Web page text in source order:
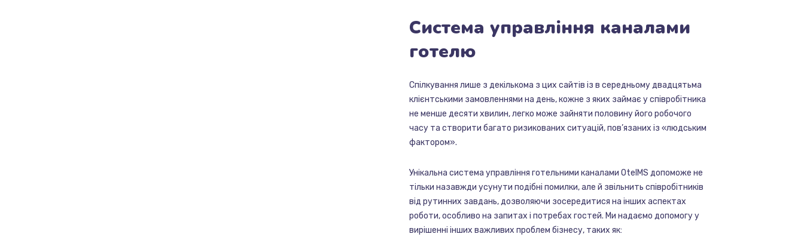
Система управління каналами
готелю
Спілкування лише з декількома з цих сайтів із в середньому двадцятьма
клієнтськими замовленнями на день, кожне з яких займає у співробітника
не менше десяти хвилин, легко може зайняти половину його робочого
часу та створити багато ризикованих ситуацій, пов’язаних із «людським
фактором».
Унікальна система управління готельними каналами OtelMS допоможе не
тільки назавжди усунути подібні помилки, але й звільнить співробітників
від рутинних завдань, дозволяючи зосередитися на інших аспектах
роботи, особливо на запитах і потребах гостей. Ми надаємо допомогу у
вирішенні інших важливих проблем бізнесу, таких як: